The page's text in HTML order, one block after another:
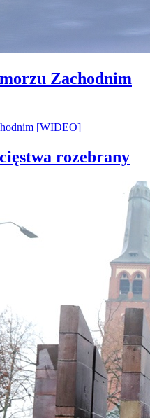
Zachodnim
rozebrany